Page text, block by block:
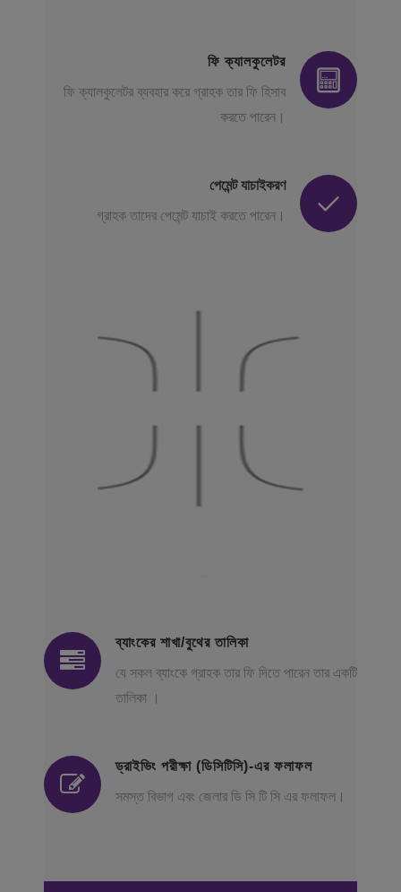
ফি ক্যালকুলেটর
ফি ক্যালকুলেটর ব্যবহার করে গ্রাহক তার ফি হিসাব
করতে পারেন।
পেমেন্ট যাচাইকরণ
গ্রাহক তাদের পেমেন্ট যাচাই করতে পারেন।
ব্যাংকের শাখা/বুথের তালিকা
যে সকল ব্যাংকে গ্রাহক তার ফি দিতে পারেন তার একটি
তালিকা ।
ড্রাইভিং পরীক্ষা (ডিসিটিসি)-এর ফলাফল
সমস্ত বিভাগ এবং জেলার ডি সি টি সি এর ফলাফল।